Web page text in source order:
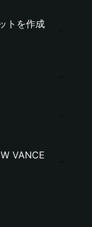
トを作成
VANCE